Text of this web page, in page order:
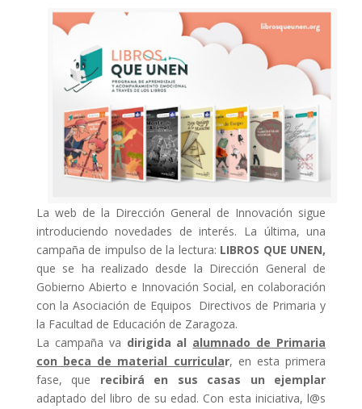
La web de la Dirección General de Innovación sigue
introduciendo novedades de interés. La última, una
campaña de impulso de la lectura: LIBROS QUE UNEN,
que se ha realizado desde la Dirección General de
Gobierno Abierto e Innovación Social, en colaboración
con la Asociación de Equipos Directivos de Primaria y
la Facultad de Educación de Zaragoza.
La campaña va dirigida al alumnado de Primaria
con beca de material curricular, en esta primera
fase, que recibirá en sus casas un ejemplar
adaptado del libro de su edad. Con esta iniciativa, l@s